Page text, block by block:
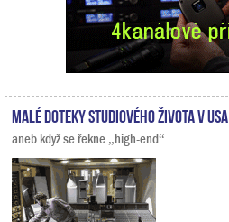
Malé doteky studiového života v USA
aneb když se řekne „high-end“.